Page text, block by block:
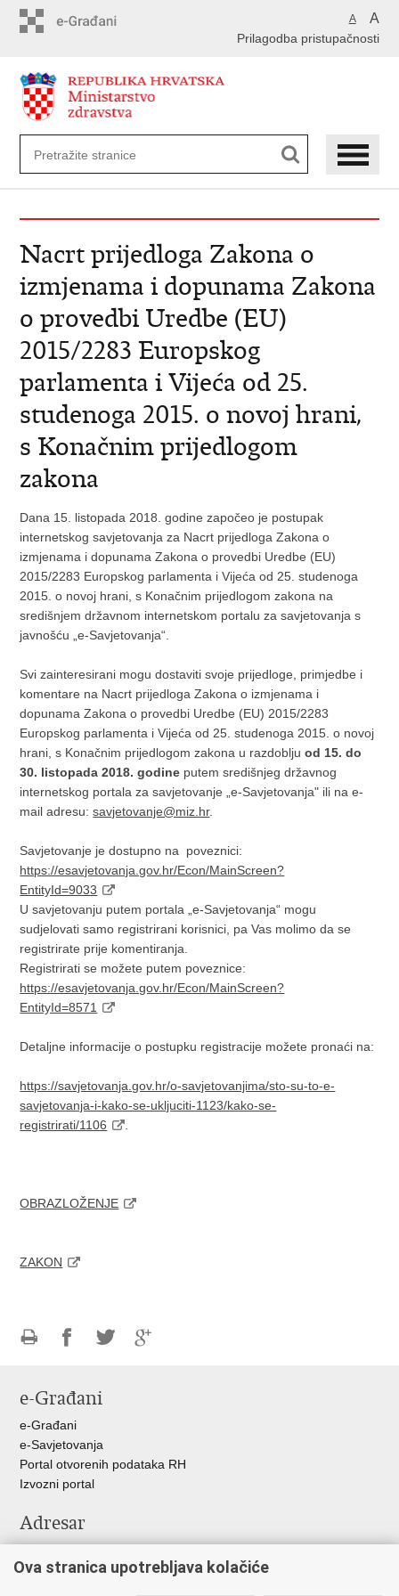
A A
Prilagodba pristupačnosti
Nacrt prijedloga Zakona o
izmjenama i dopunama Zakona
o provedbi Uredbe (EU)
2015/2283 Europskog
parlamenta i Vijeća od 25.
studenoga 2015. o novoj hrani,
s Konačnim prijedlogom
zakona
Dana 15. listopada 2018. godine započeo je postupak
internetskog savjetovanja za Nacrt prijedloga Zakona o
izmjenama i dopunama Zakona o provedbi Uredbe (EU)
2015/2283 Europskog parlamenta i Vijeća od 25. studenoga
2015. o novoj hrani, s Konačnim prijedlogom zakona na
središnjem državnom internetskom portalu za savjetovanja s
javnošću „e-Savjetovanja“.
Svi zainteresirani mogu dostaviti svoje prijedloge, primjedbe i
komentare na Nacrt prijedloga Zakona o izmjenama i
dopunama Zakona o provedbi Uredbe (EU) 2015/2283
Europskog parlamenta i Vijeća od 25. studenoga 2015. o novoj
hrani, s Konačnim prijedlogom zakona u razdoblju od 15. do
30. listopada 2018. godine putem središnjeg državnog
internetskog portala za savjetovanje „e-Savjetovanja" ili na e-
mail adresu:savjetovanje@miz.hr.
Savjetovanje je dostupno na poveznici:
https://esavjetovanja.gov.hr/Econ/MainScreen?
EntityId=9033
U savjetovanju putem portala „e-Savjetovanja“ mogu
sudjelovati samo registrirani korisnici, pa Vas molimo da se
registrirate prije komentiranja.
Registrirati se možete putem poveznice:
https://esavjetovanja.gov.hr/Econ/MainScreen?
EntityId=8571
Detaljne informacije o postupku registracije možete pronaći na:
https://savjetovanja.gov.hr/o-savjetovanjima/sto-su-to-e-
savjetovanja-i-kako-se-ukljuciti-1123/kako-se-
registrirati/1106
OBRAZLOŽENJE
ZAKON
FacebookuTwitteru
e-Građani
e-Građani
e-Savjetovanja
Portal otvorenih podataka RH
Izvozni portal
Adresar
Adresar tijela javne vlasti
Ova stranica upotrebljava kolačiće